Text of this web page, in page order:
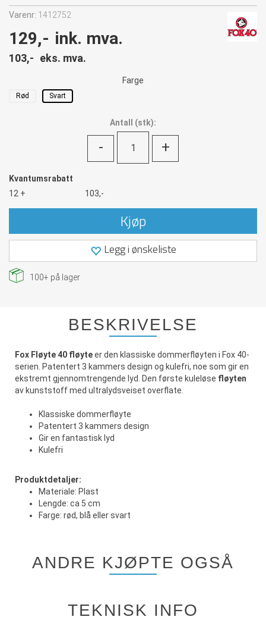
Varenr: 1412752
129,- ink. mva.
103,- eks. mva.
Farge
Rød Svart
Antall (stk):
- +
Kvantumsrabatt
12 +
103,-
Kjøp
Legg i ønskeliste
100+ på lager
BESKRIVELSE
Fox Fløyte 40 fløyteer den klassiske dommerfløyten i Fox 40-
serien. Patentert 3 kammers design og kulefri, noe som gir en
ekstremt gjennomtrengende lyd. Den første kuleløse fløyten
av kunststoff med ultralydsveiset overflate.
Klassiske dommerfløyte
Patentert 3 kammers design
Gir en fantastisk lyd
Kulefri
Produktdetaljer:
Materiale: Plast
Lengde: ca 5 cm
Farge: rød, blå eller svart
ANDRE KJØPTE OGSÅ
TEKNISK INFO